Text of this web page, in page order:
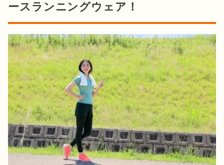
ースランニングウェア！